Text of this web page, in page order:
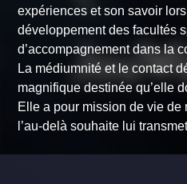
expériences et son savoir
développement des facultés
d’accompagnement dans la
La médiumnité et le contact
magnifique destinée qu’elle
Elle a pour mission de vie
l’au-delà souhaite lui